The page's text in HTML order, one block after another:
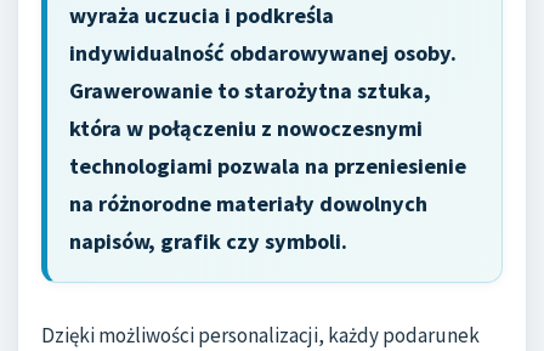
wyraża uczucia i podkreśla
indywidualność obdarowywanej osoby.
Grawerowanie to starożytna sztuka,
która w połączeniu z nowoczesnymi
technologiami pozwala na przeniesienie
na różnorodne materiały dowolnych
napisów, grafik czy symboli.
Dzięki możliwości personalizacji, każdy podarunek